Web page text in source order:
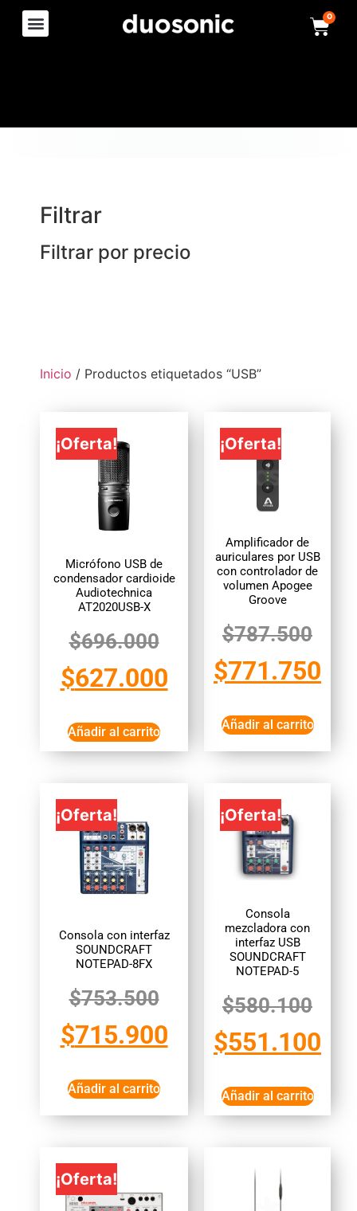
0
Filtrar
Filtrar por precio
Inicio / Productos etiquetados “USB”
¡Oferta!
Micrófono USB de
condensador cardioide
Audiotechnica
AT2020USB-X
$696.000
$627.000
Añadir al carrito
¡Oferta!
Amplificador de
auriculares por USB
con controlador de
volumen Apogee
Groove
$787.500
$771.750
Añadir al carrito
¡Oferta!
Consola con interfaz
SOUNDCRAFT
NOTEPAD-8FX
$753.500
$715.900
Añadir al carrito
¡Oferta!
Consola
mezcladora con
interfaz USB
SOUNDCRAFT
NOTEPAD-5
$580.100
$551.100
Añadir al carrito
¡Oferta!